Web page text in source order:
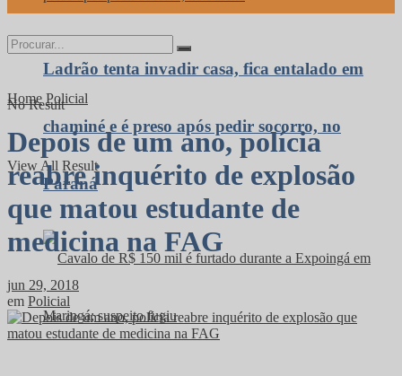
Ladrão tenta invadir casa, fica entalado em
chaminé e é preso após pedir socorro, no
Paraná
No Result
View All Result
Home Policial
Depois de um ano, polícia
reabre inquérito de explosão
que matou estudante de
medicina na FAG
jun 29, 2018
em Policial